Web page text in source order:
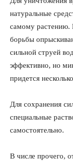
натуральные
самому растению.
борьбы
сильной струей
эффективно, но
придется
Для сохранения
специальные
самостоятельно.
В числе прочего,